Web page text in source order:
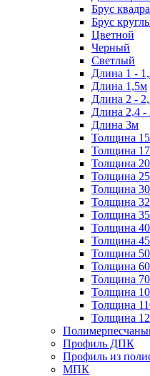
Брус
Брус
Цветной
Черный
Светлый
Длина 1 -
Длина 1,5м
Длина 2 -
Длина 2,4 -
Длина 3м
Толщина
Толщина
Толщина
Толщина
Толщина
Толщина
Толщина
Толщина
Толщина
Толщина
Толщина
Толщина
Толщина
Толщина
Толщина
Профиль ДПК
Профиль из
МПК